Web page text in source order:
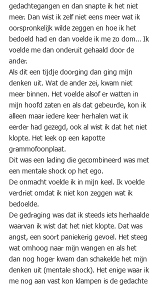
gedachtegangen en dan snapte ik het niet
meer. Dan wist ik zelf niet eens meer wat ik
oorspronkelijk wilde zeggen en hoe ik het
bedoeld had en dan voelde ik me zo dom… Ik
voelde me dan onderuit gehaald door de
ander.
Als dit een tijdje doorging dan ging mijn
denken uit. Wat de ander zei, kwam niet
meer binnen. Het voelde alsof er watten in
mijn hoofd zaten en als dat gebeurde, kon ik
alleen maar iedere keer herhalen wat ik
eerder had gezegd, ook al wist ik dat het niet
klopte. Het leek op een kapotte
grammofoonplaat.
Dit was een lading die gecombineerd was met
een mentale shock op het ego.
De onmacht voelde ik in mijn keel. Ik voelde
verdriet omdat ik niet kon zeggen wat ik
bedoelde.
De gedraging was dat ik steeds iets herhaalde
waarvan ik wist dat het niet klopte. Dat was
angst, een soort paniekerig gevoel. Het steeg
wat omhoog naar mijn wangen en als het
dan nog hoger kwam dan schakelde het mijn
denken uit (mentale shock). Het enige waar ik
me nog aan vast kon klampen is de gedachte